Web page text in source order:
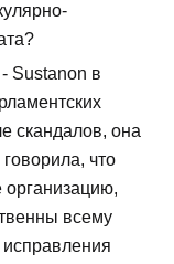
Sustanon в
скандалов, она
что
всему